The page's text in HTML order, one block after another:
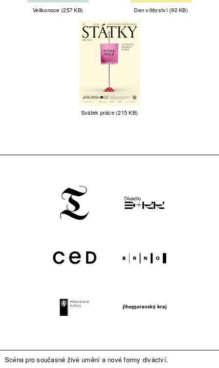
Velikonoce (257 KB) Den vítězství (92 KB)
Svátek práce (215 KB)
Scéna pro současné živé umění a nové formy diváctví.